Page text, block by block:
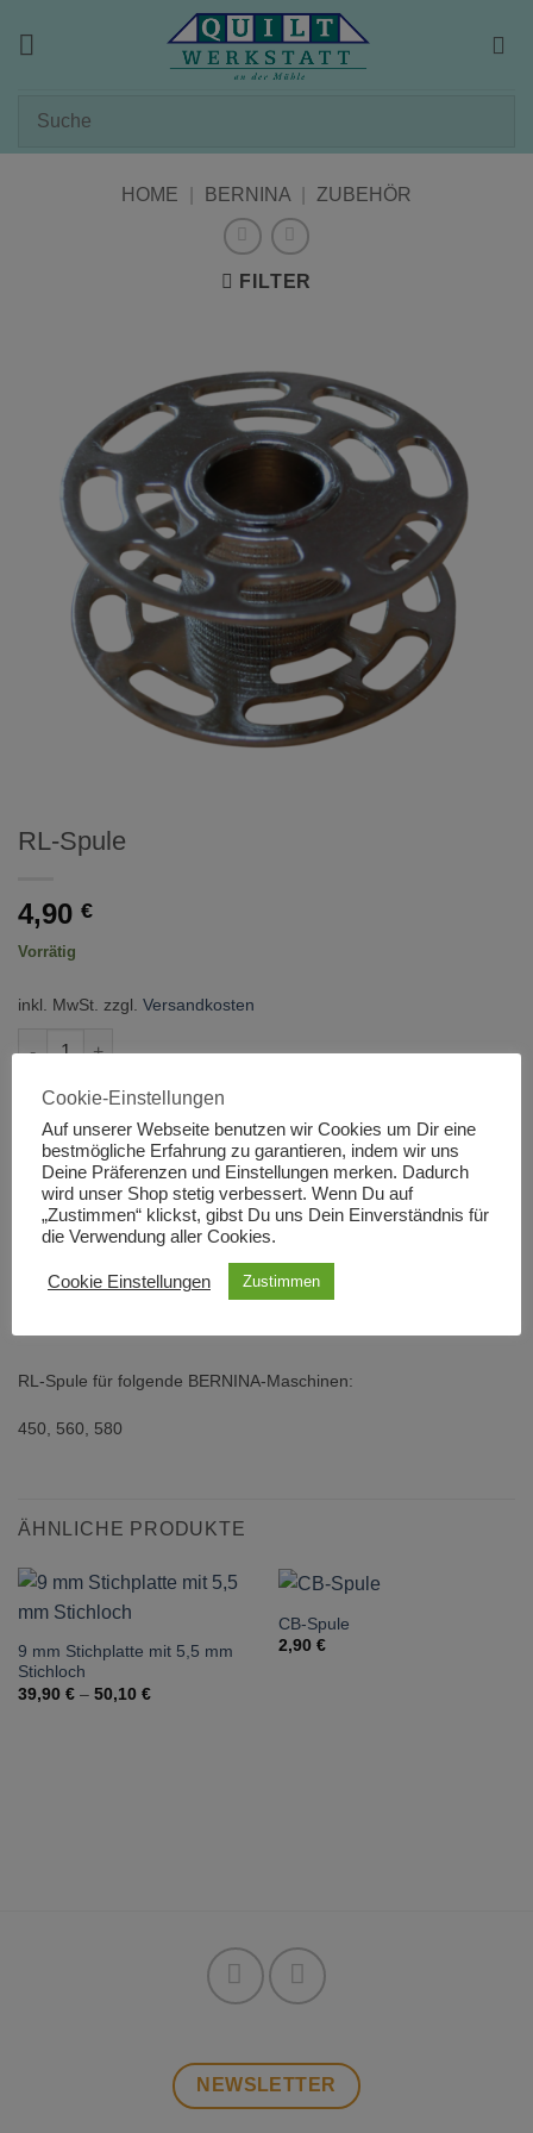
HOME BERNINA ZUBEHÖR
FILTER
RL-Spule
4,90 €
Vorrätig
inkl. MwSt. zzgl. Versandkosten
RL-Spule Menge
IN DEN WARENKORB
Artikelnummer:1173
BESCHREIBUNG
RL-Spule für folgende BERNINA-Maschinen:
450, 560, 580
ÄHNLICHE PRODUKTE
9 mm Stichplatte mit 5,5 mm
Stichloch
39,90 €– 50,10 €
CB-Spule
2,90 €
NEWSLETTER
Cookie-Einstellungen
Auf unserer Webseite benutzen wir Cookies um Dir eine
bestmögliche Erfahrung zu garantieren, indem wir uns
Deine Präferenzen und Einstellungen merken. Dadurch
wird unser Shop stetig verbessert. Wenn Du auf
„Zustimmen“ klickst, gibst Du uns Dein Einverständnis für
die Verwendung aller Cookies.
Cookie Einstellungen Zustimmen